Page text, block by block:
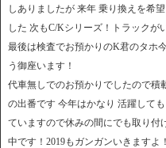
しありましたが 来年 乗り換えを希
した 次もC/Kシリーズ！トラックが
最後は検査でお預かりのK君のタホ
う御座います！
代車無しでのお預かりでしたので積
の出番です 今年はかなり 活躍して
ていますので休みの間にでも取り付
中です！2019もガンガンいきますよ！